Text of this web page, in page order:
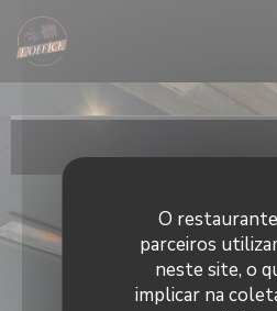
Painel de Gerenciamento de Cookies
O
parceiros
neste site, o
implicar na